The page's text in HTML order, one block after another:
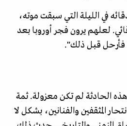
في الليلة التي سبقت موته،
لعلهم يرون فجر أوروبا بعد
فأرحل قبل ذلك".
هذه الحادثة لم تكن معزولة. ثمة
المثقفين والفنانين، بشكل لا